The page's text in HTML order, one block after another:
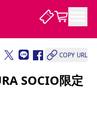
COPY URL
SOCIO限定